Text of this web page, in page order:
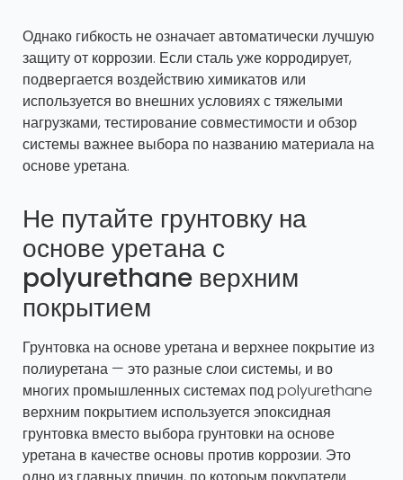
Однако гибкость не означает автоматически лучшую
защиту от коррозии. Если сталь уже корродирует,
подвергается воздействию химикатов или
используется во внешних условиях с тяжелыми
нагрузками, тестирование совместимости и обзор
системы важнее выбора по названию материала на
основе уретана.
Не путайте грунтовку на
основе уретана с
polyurethane верхним
покрытием
Грунтовка на основе уретана и верхнее покрытие из
полиуретана — это разные слои системы, и во
многих промышленных системах под polyurethane
верхним покрытием используется эпоксидная
грунтовка вместо выбора грунтовки на основе
уретана в качестве основы против коррозии. Это